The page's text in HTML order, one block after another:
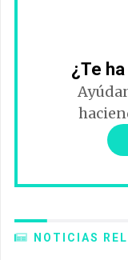
¿Te
NOTICIAS